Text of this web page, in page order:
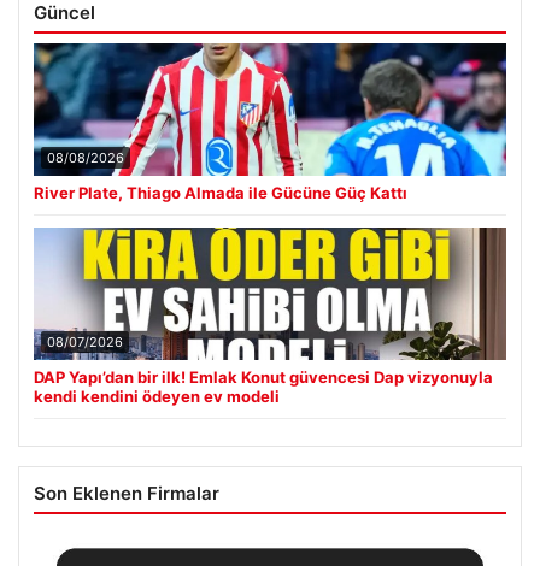
Güncel
08/08/2026
River Plate, Thiago Almada ile Gücüne Güç Kattı
08/07/2026
DAP Yapı’dan bir ilk! Emlak Konut güvencesi Dap vizyonuyla
kendi kendini ödeyen ev modeli
Son Eklenen Firmalar